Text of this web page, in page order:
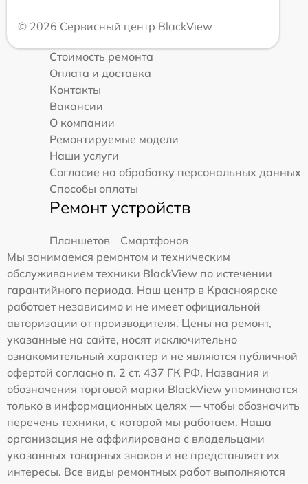
© 2026 Сервисный центр BlackView
Стоимость ремонта
Оплата и доставка
Контакты
Вакансии
О компании
Ремонтируемые модели
Наши услуги
Согласие на обработку персональных данных
Способы оплаты
Ремонт устройств
Планшетов
Смартфонов
Мы занимаемся ремонтом и техническим
обслуживанием техники BlackView по истечении
гарантийного периода. Наш центр в Красноярске
работает независимо и не имеет официальной
авторизации от производителя. Цены на ремонт,
указанные на сайте, носят исключительно
ознакомительный характер и не являются публичной
офертой согласно п. 2 ст. 437 ГК РФ. Названия и
обозначения торговой марки BlackView упоминаются
только в информационных целях — чтобы обозначить
перечень техники, с которой мы работаем. Наша
организация не аффилирована с владельцами
указанных товарных знаков и не представляет их
интересы. Все виды ремонтных работ выполняются